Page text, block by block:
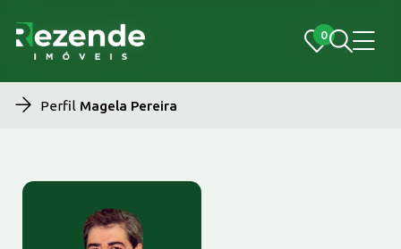
0
0
Perfil Magela Pereira